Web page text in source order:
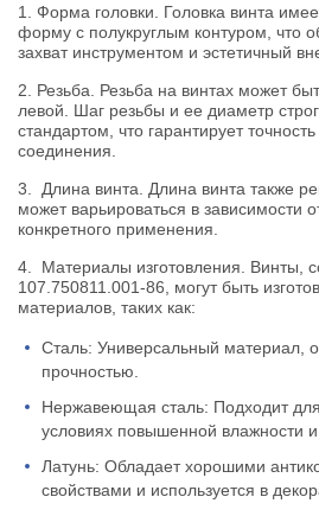
1. Форма головки. Головка винта
форму с полукруглым контуром, что
захват инструментом и эстетичный
2. Резьба. Резьба на винтах может
левой. Шаг резьбы и ее диаметр
стандартом, что гарантирует
соединения.
3. Длина винта. Длина винта также
может варьироваться в зависимости
конкретного применения.
4. Материалы изготовления. Винты,
107.750811.001-86, могут быть
материалов, таких как:
Сталь: Универсальный материал,
прочностью.
Нержавеющая сталь: Подходит
условиях повышенной влажности и
Латунь: Обладает хорошими
свойствами и используется в